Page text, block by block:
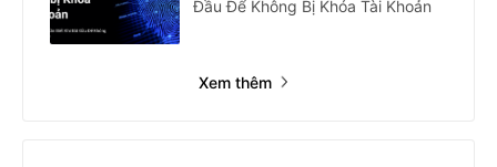
Đầu Để Không Bị Khóa Tài Khoản
Xem thêm